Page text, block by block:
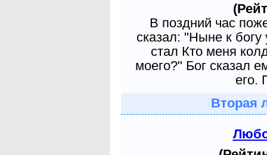
В поздний час
сказал: "Ныне к
стал Кто меня
моего?" Бог сказал
его.
Вторая